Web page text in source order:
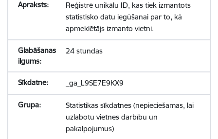
Reģistrē unikālu ID, kas tiek izmantots
statistisko datu iegūšanai par to, kā
apmeklētājs izmanto vietni.
24 stundas
_ga_L9SE7E9KX9
Statistikas sīkdatnes (nepieciešamas, lai
uzlabotu vietnes darbību un
pakalpojumus)